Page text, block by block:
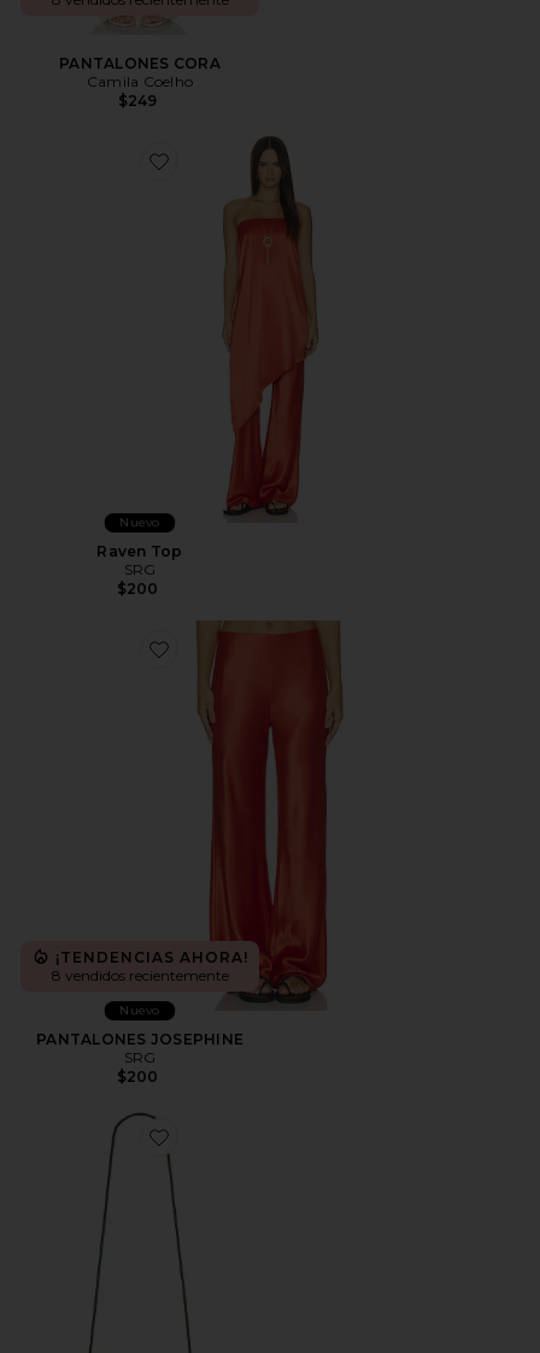
PANTALONES CORA
Camila Coelho
$249
Favorite Raven Top
Nuevo
Raven Top
SRG
$200
Favorite PANTALONES JOSEPHINE
¡TENDENCIAS AHORA!
8 vendidos recientemente
Nuevo
PANTALONES JOSEPHINE
SRG
$200
Favorite BOLSO HOMBRO